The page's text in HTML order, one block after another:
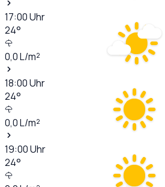
17:00Uhr
24°
0,0L/m²
18:00Uhr
24°
0,0L/m²
19:00Uhr
24°